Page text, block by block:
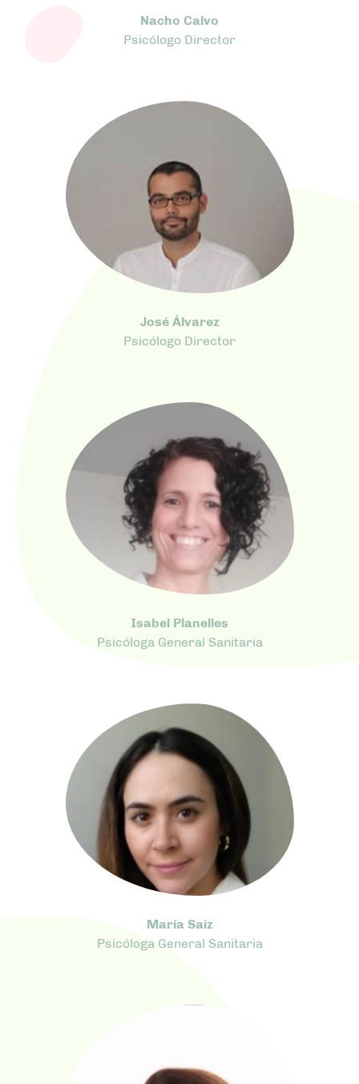
Nacho Calvo
Psicólogo Director
José Álvarez
Psicólogo Director
Isabel Planelles
Psicóloga General Sanitaria
María Saiz
Psicóloga General Sanitaria